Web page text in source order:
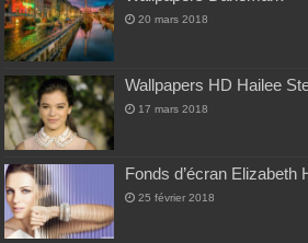
20 mars 2018
Wallpapers HD Hailee
17 mars 2018
Fonds d’écran Elizabeth
25 février 2018